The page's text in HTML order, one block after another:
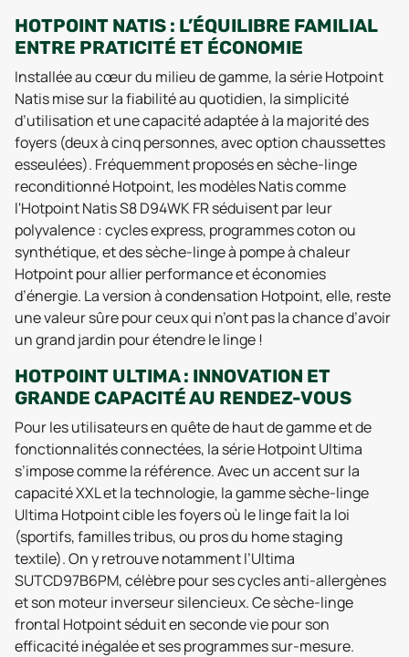
HOTPOINT NATIS : L’ÉQUILIBRE FAMILIAL
ENTRE PRATICITÉ ET ÉCONOMIE
Installée au cœur du milieu de gamme, la série Hotpoint
Natis mise sur la fiabilité au quotidien, la simplicité
d’utilisation et une capacité adaptée à la majorité des
foyers (deux à cinq personnes, avec option chaussettes
esseulées). Fréquemment proposés en sèche-linge
reconditionné Hotpoint, les modèles Natis comme
l'Hotpoint Natis S8 D94WK FR séduisent par leur
polyvalence : cycles express, programmes coton ou
synthétique, et des sèche-linge à pompe à chaleur
Hotpoint pour allier performance et économies
d’énergie. La version à condensation Hotpoint, elle, reste
une valeur sûre pour ceux qui n’ont pas la chance d’avoir
un grand jardin pour étendre le linge !
HOTPOINT ULTIMA : INNOVATION ET
GRANDE CAPACITÉ AU RENDEZ-VOUS
Pour les utilisateurs en quête de haut de gamme et de
fonctionnalités connectées, la série Hotpoint Ultima
s’impose comme la référence. Avec un accent sur la
capacité XXL et la technologie, la gamme sèche-linge
Ultima Hotpoint cible les foyers où le linge fait la loi
(sportifs, familles tribus, ou pros du home staging
textile). On y retrouve notamment l’Ultima
SUTCD97B6PM, célèbre pour ses cycles anti-allergènes
et son moteur inverseur silencieux. Ce sèche-linge
frontal Hotpoint séduit en seconde vie pour son
efficacité inégalée et ses programmes sur-mesure.